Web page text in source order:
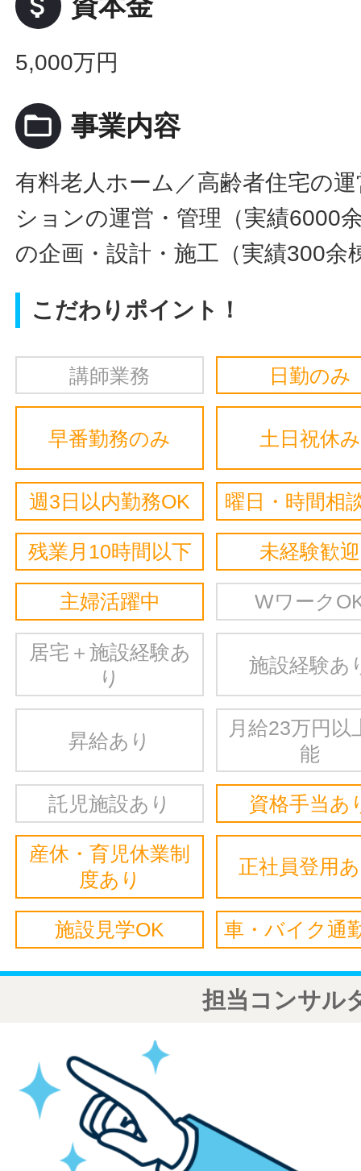
5,000万円
folder_open 事業内容
有料老人ホーム／高齢者住宅の
ションの運営・管理（実績6000
の企画・設計・施工（実績300余
こだわりポイント！
講師業務 日勤のみ
早番勤務のみ 土日祝休み
週3日以内勤務OK 曜日・時間相
残業月10時間以下 未経験歓迎
主婦活躍中 Wワーク
居宅＋施設経験あ
り
施設経験あ
昇給あり
月給23万円以
能
託児施設あり 資格手当あ
産休・育児休業制
度あり
正社員登用
施設見学OK 車・バイク通
担当コンサル